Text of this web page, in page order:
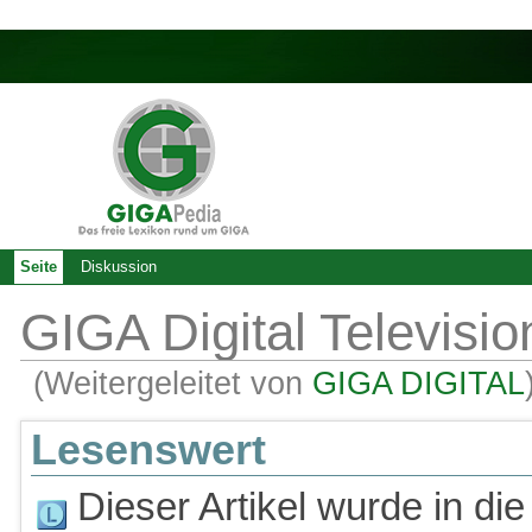
GIGA Digital
(Weitergeleitet von GIGA DIGITAL
Lesenswert
Dieser Artikel wurde in
Seite Diskussion